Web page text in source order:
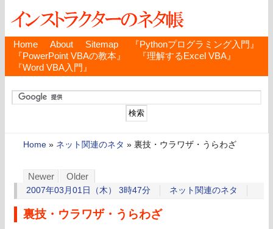
Home About Sitemap
『Pythonプログラミング入門』
『PowerPoint VBAの教本』
『理解するExcel VBA』
『Word VBA入門』
Home » ネット関連のネタ » 裏技・ウラワザ・うらわざ
Newer Older
2007年03月01日（木） 3時47分 ネット関連のネタ
裏技・ウラワザ・うらわざ